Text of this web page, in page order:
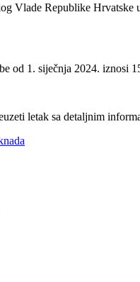
Vlade Republike
od 1. siječnja 2024. iznosi
letak sa detaljnim